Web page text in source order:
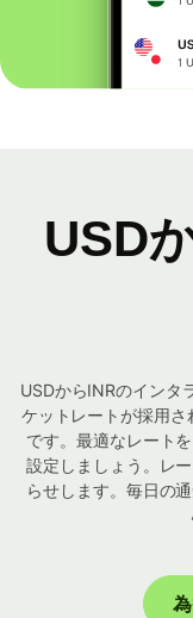
USD
USDからINRのインタ
ケットレートが採用
です。最適なレート
設定しましょう。レ
らせします。毎日の